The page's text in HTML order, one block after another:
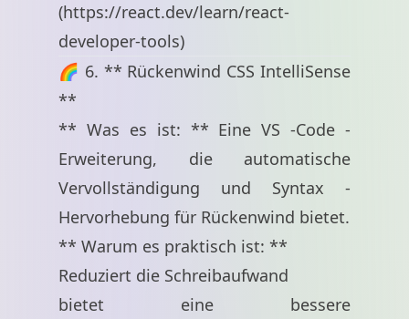
(https://react.dev/learn/react-
developer-tools)
🌈 6. ** Rückenwind CSS IntelliSense
**
** Was es ist: ** Eine VS -Code -
Erweiterung, die automatische
Vervollständigung und Syntax -
Hervorhebung für Rückenwind bietet.
** Warum es praktisch ist: **
Reduziert die Schreibaufwand
bietet eine bessere